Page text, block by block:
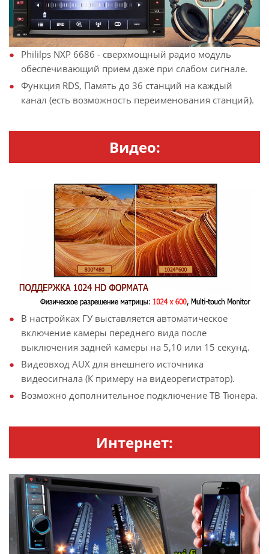
Phililps NXP 6686 - сверхмощный радио модуль
обеспечивающий прием даже при слабом сигнале.
Функция RDS, Память до 36 станций на каждый
канал (есть возможность переименования станций).
Видео:
В настройках ГУ выставляется автоматическое
включение камеры переднего вида после
выключения задней камеры на 5,10 или 15 секунд.
Видеовход AUX для внешнего источника
видеосигнала (К примеру на видеорегистратор).
Возможно дополнительное подключение ТВ Тюнера.
Интернет: